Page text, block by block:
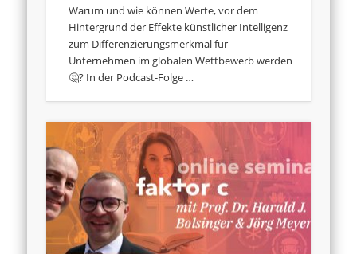
Warum und wie können Werte, vor dem
Hintergrund der Effekte künstlicher Intelligenz
zum Differenzierungsmerkmal für
Unternehmen im globalen Wettbewerb werden
🤔? In der Podcast-Folge …